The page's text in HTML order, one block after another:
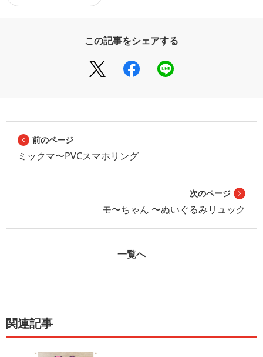
この記事をシェアする
前のページ
ミックマ〜PVCスマホリング
次のページ
モ〜ちゃん 〜ぬいぐるみリュック
一覧へ
関連記事